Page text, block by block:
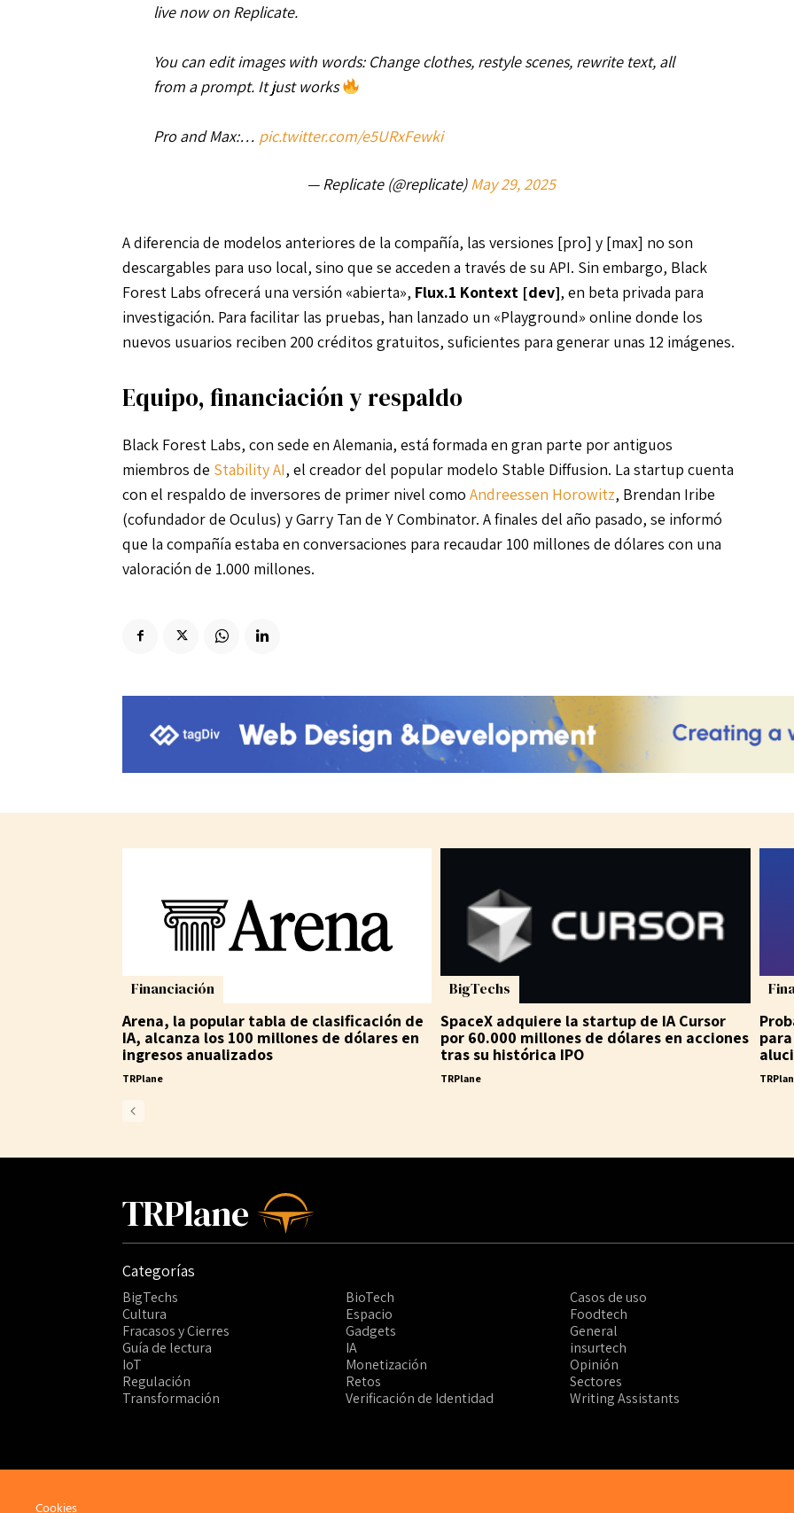
live now on Replicate.
You can edit images with words: Change clothes, restyle scenes, rewrite text, all
from a prompt. It just works
Pro and Max:… pic.twitter.com/e5URxFewki
— Replicate (@replicate)May 29, 2025
A diferencia de modelos anteriores de la compañía, las versiones [pro] y [max] no son
descargables para uso local, sino que se acceden a través de su API. Sin embargo, Black
Forest Labs ofrecerá una versión «abierta», Flux.1 Kontext [dev], en beta privada para
investigación. Para facilitar las pruebas, han lanzado un «Playground» online donde los
nuevos usuarios reciben 200 créditos gratuitos, suficientes para generar unas 12 imágenes.
Equipo, financiación y respaldo
Black Forest Labs, con sede en Alemania, está formada en gran parte por antiguos
miembros de Stability AI, el creador del popular modelo Stable Diffusion. La startup cuenta
con el respaldo de inversores de primer nivel como Andreessen Horowitz, Brendan Iribe
(cofundador de Oculus) y Garry Tan de Y Combinator. A finales del año pasado, se informó
que la compañía estaba en conversaciones para recaudar 100 millones de dólares con una
valoración de 1.000 millones.
Financiación
Arena, la popular tabla de clasificación de
IA, alcanza los 100 millones de dólares en
ingresos anualizados
TRPlane
BigTechs
SpaceX adquiere la startup de IA Cursor
por 60.000 millones de dólares en acciones
tras su histórica IPO
TRPlane
TRPlane
Categorías
BigTechs BioTech
Casos de uso
Cultura
Espacio
Foodtech
Fracasos y Cierres
Gadgets
General
Guía de lectura
IA
insurtech
IoT
Monetización
Opinión
Regulación
Retos
Sectores
Transformación
Verificación de Identidad Writing Assistants